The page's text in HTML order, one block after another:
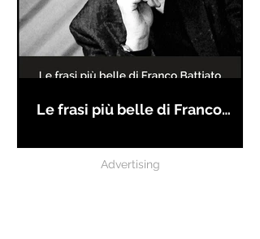
Le frasi più belle di Franco
Advertising